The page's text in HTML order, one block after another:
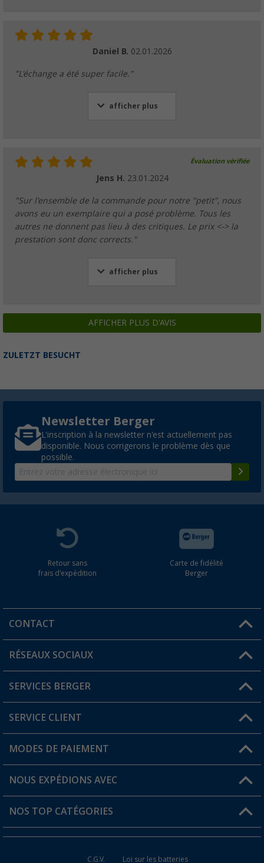
Daniel B. 02.01.2026
"L'échange a été super facile."
afficher plus
Évaluation vérifiée
Jens H. 23.01.2024
"Sur l'ensemble de la commande pour notre "petit", nous
avons eu un exemplaire qui a posé problème. Tous les
autres ne donnent pas lieu à des critiques. Le prix <-> la
prestation sont donc corrects."
afficher plus
AFFICHER PLUS D'AVIS
ZULETZT BESUCHT
Newsletter Berger
L'inscription à la newsletter n'est actuellement pas
disponible. Nous corrigerons le problème dès que
possible.
Retour sans
frais d'expédition
Carte de fidélité
Berger
CONTACT
Une question ?
Trouver une magasin
RÉSEAUX SOCIAUX
SERVICES BERGER
Devenir revendeur
Mon compte
Carte de fidélité Berger
SERVICE CLIENT
FAQ et contact
Informations sur l'expédition
Statut de la commande
MODES DE PAIEMENT
NOUS EXPÉDIONS AVEC
NOS TOP CATÉGORIES
C.G.V. Loi sur les batteries